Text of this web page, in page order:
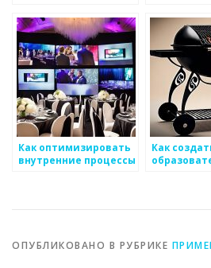
специалистов по
металоизделиям
клиентов
Как оптимизировать
внутренние процессы
Как
ОПУБЛИКОВАНО В РУБРИКЕ